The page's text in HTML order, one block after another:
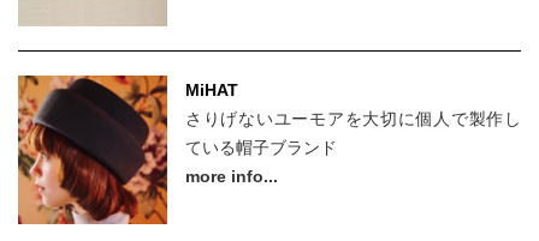
MiHAT
さりげないユーモアを大切に個人で製作し
ている帽子ブランド
more info...